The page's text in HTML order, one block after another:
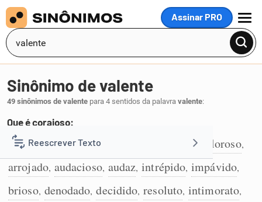
Assinar PRO
MENU
Reescrever Texto
Resumir Texto
Sinônimo de valente
49 sinônimos de valente para 4 sentidos da palavra valente:
Que é corajoso:
1 corajoso,destemido bravo, valoroso,
arrojado, audacioso, audaz, intrépido, impávido,
brioso, denodado, decidido, resoluto, intimorato,